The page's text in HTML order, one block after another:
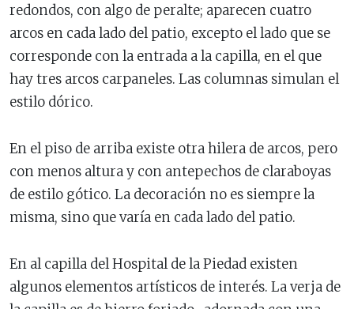
redondos, con algo de peralte; aparecen cuatro
arcos en cada lado del patio, excepto el lado que se
corresponde con la entrada a la capilla, en el que
hay tres arcos carpaneles. Las columnas simulan el
estilo dórico.
En el piso de arriba existe otra hilera de arcos, pero
con menos altura y con antepechos de claraboyas
de estilo gótico. La decoración no es siempre la
misma, sino que varía en cada lado del patio.
En al capilla del Hospital de la Piedad existen
algunos elementos artísticos de interés. La verja de